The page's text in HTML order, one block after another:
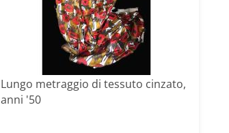
Lungo metraggio di tessuto cinzato,
anni '50